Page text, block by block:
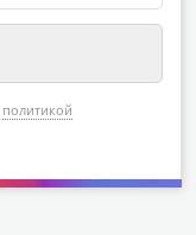
политикой